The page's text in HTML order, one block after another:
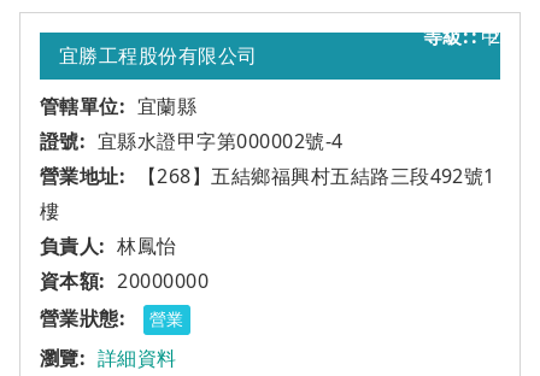
2
宜勝工程股份有限公司
宜蘭縣
宜縣水證甲字第000002號-4
【268】五結鄉福興村五結路三段492號1
樓
甲
林鳳怡
20000000
營業
詳細資料